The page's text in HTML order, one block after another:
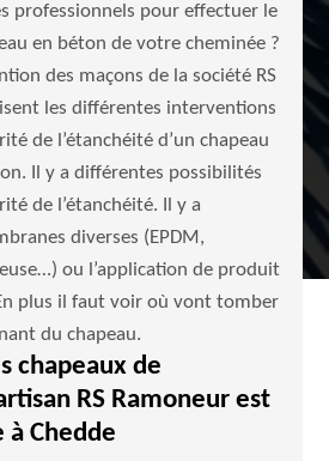
professionnels pour effectuer le
en béton de votre cheminée ?
des maçons de la société RS
les différentes interventions
de l’étanchéité d’un chapeau
Il y a différentes possibilités
de l’étanchéité. Il y a
diverses (EPDM,
ou l’application de produit
plus il faut voir où vont tomber
du chapeau.
chapeaux de
RS Ramoneur est
Chedde